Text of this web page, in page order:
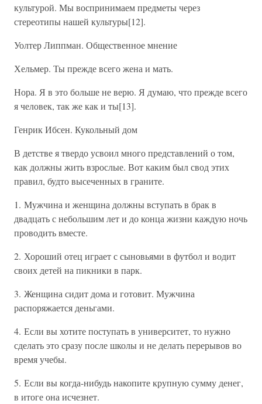
культурой. Мы воспринимаем предметы через
стереотипы нашей культуры[12].
Уолтер Липпман. Общественное мнение
Хельмер. Ты прежде всего жена и мать.
Нора. Я в это больше не верю. Я думаю, что прежде всего
я человек, так же как и ты[13].
Генрик Ибсен. Кукольный дом
В детстве я твердо усвоил много представлений о том,
как должны жить взрослые. Вот каким был свод этих
правил, будто высеченных в граните.
1. Мужчина и женщина должны вступать в брак в
двадцать с небольшим лет и до конца жизни каждую ночь
проводить вместе.
2. Хороший отец играет с сыновьями в футбол и водит
своих детей на пикники в парк.
3. Женщина сидит дома и готовит. Мужчина
распоряжается деньгами.
4. Если вы хотите поступать в университет, то нужно
сделать это сразу после школы и не делать перерывов во
время учебы.
5. Если вы когда-нибудь накопите крупную сумму денег,
в итоге она исчезнет.